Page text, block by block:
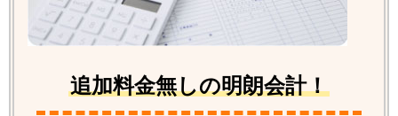
追加料金無しの明朗会計！